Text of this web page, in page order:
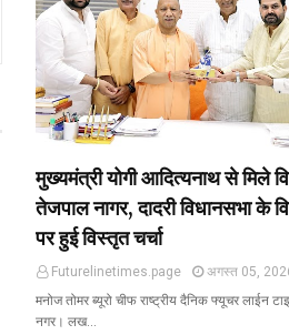
मुख्यमंत्री योगी आदित्यनाथ से मिले
तेजपाल नागर, दादरी विधानसभा के
पर हुई विस्तृत चर्चा
Futurelinetimes.page
अगस्त 05,
मनोज तोमर ब्यूरो चीफ राष्ट्रीय दैनिक फ्यूचर लाईन
नगर। लख…